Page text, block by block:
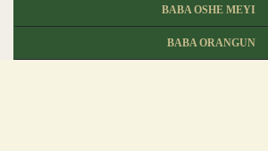
BABA OSHE MEYI
BABA ORANGUN